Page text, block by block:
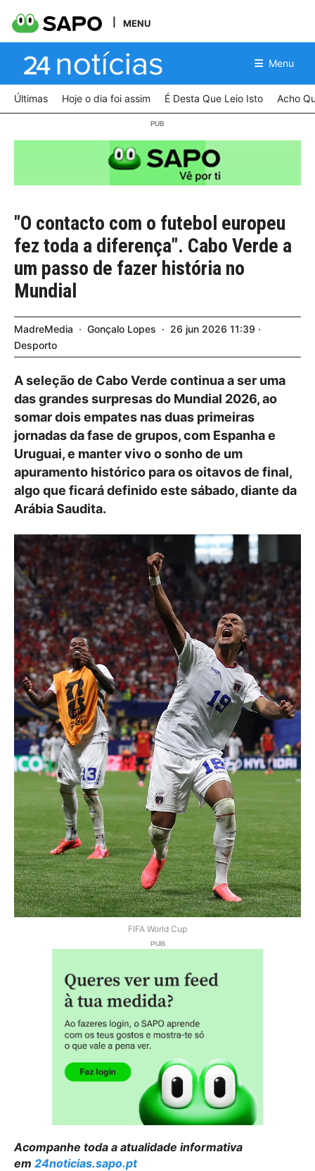
MENU
Menu
Últimas Hoje o dia foi assim É Desta Que Leio Isto Acho
"O contacto com o futebol europeu
fez toda a diferença". Cabo Verde a
um passo de fazer história no
Mundial
MadreMedia Gonçalo Lopes 26 jun 2026 11:39
Desporto
A seleção de Cabo Verde continua a ser uma
das grandes surpresas do Mundial 2026, ao
somar dois empates nas duas primeiras
jornadas da fase de grupos, com Espanha e
Uruguai, e manter vivo o sonho de um
apuramento histórico para os oitavos de final,
algo que ficará definido este sábado, diante da
Arábia Saudita.
FIFA World Cup
Acompanhe toda a atualidade informativa
em 24noticias.sapo.pt